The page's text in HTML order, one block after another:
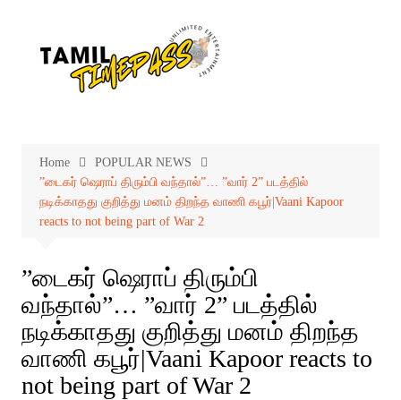
Home
POPULAR NEWS
”டைகர் ஷெராப் திரும்பி வந்தால்”… ”வார் 2” படத்தில்
நடிக்காதது குறித்து மனம் திறந்த வாணி கபூர்|Vaani Kapoor
reacts to not being part of War 2
”டைகர் ஷெராப் திரும்பி
வந்தால்”… ”வார் 2” படத்தில்
நடிக்காதது குறித்து மனம் திறந்த
வாணி கபூர்|Vaani Kapoor reacts to
not being part of War 2